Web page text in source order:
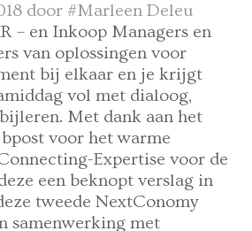
door #Marleen Deleu
– en Inkoop Managers en
van oplossingen voor
bij elkaar en je krijgt
vol met dialoog,
Met dank aan het
voor het warme
Expertise voor de
een beknopt verslag in
tweede NextConomy
samenwerking met